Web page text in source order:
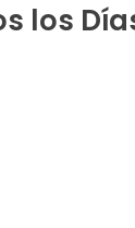
los